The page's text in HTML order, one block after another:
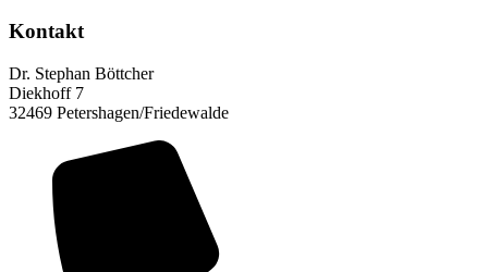
Kontakt
Dr. Stephan Böttcher
Diekhoff 7
32469 Petershagen/Friedewalde